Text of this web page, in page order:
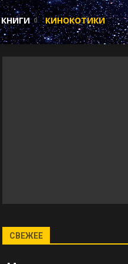
КНИГИ КИНОКОТИКИ
СВЕЖЕЕ